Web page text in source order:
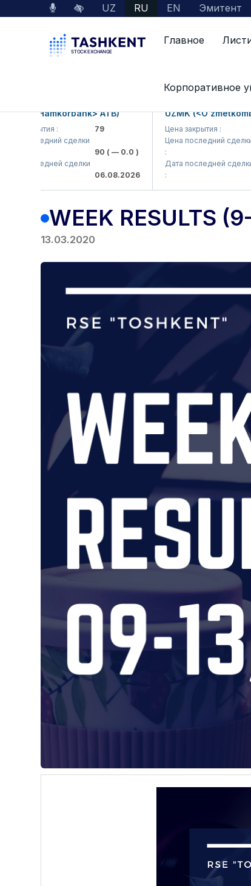
UZ RU EN Эмитент
Главное
Корпоративное
Results
ATB)
79
сделки
( — 0.0 )
сделки
06.08.2026
UZMK (<O'zmetkombinat>
Цена закрытия :
6,099
Цена последний сделки
:
Дата последней сделки
:
WEEK RESULTS
13.03.2020